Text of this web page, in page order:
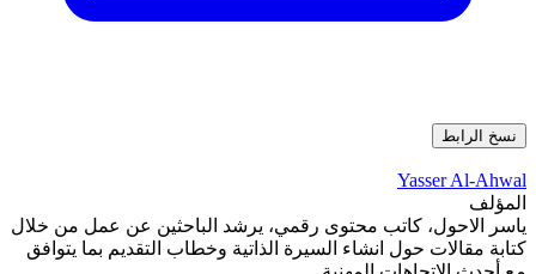
نسخ الرابط
Yasser Al-Ahwal
المؤلف
ياسر الاحول، كاتب محتوى رقمي، يرشد الباحثين عن عمل من خلال
كتابة مقالات حول انشاء السيرة الذاتية وخطاب التقديم بما يتوافق